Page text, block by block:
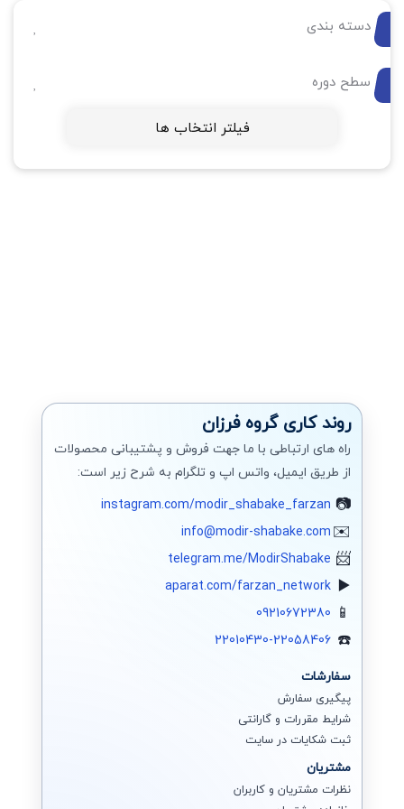
دسته بندی
سطح دوره
فیلتر انتخاب ها
روند کاری گروه فرزان
راه های ارتباطی با ما جهت فروش و پشتیبانی محصولات
از طریق ایمیل، واتس اپ و تلگرام به شرح زیر است:
instagram.com/modir_shabake_farzan
info@modir-shabake.com
telegram.me/ModirShabake
aparat.com/farzan_network
09210672380
22010430-22058406
سفارشات
پیگیری سفارش
شرایط مقررات و گارانتی
ثبت شکایات در سایت
مشتریان
نظرات مشتریان و کاربران